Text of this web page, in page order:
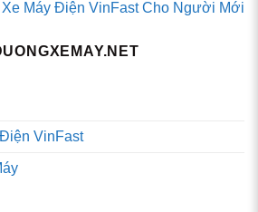
Máy Điện VinFast Cho Người Mới
VinFast